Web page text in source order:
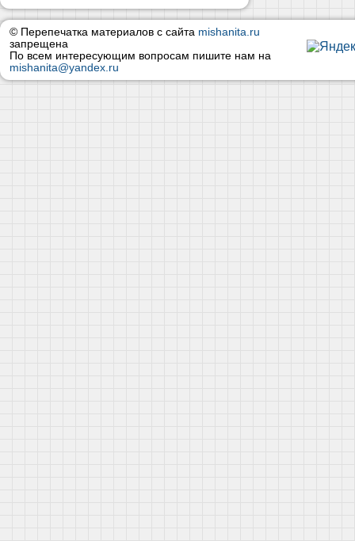
© Перепечатка материалов с сайта mishanita.ru
запрещена
По всем интересующим вопросам пишите нам на
mishanita@yandex.ru